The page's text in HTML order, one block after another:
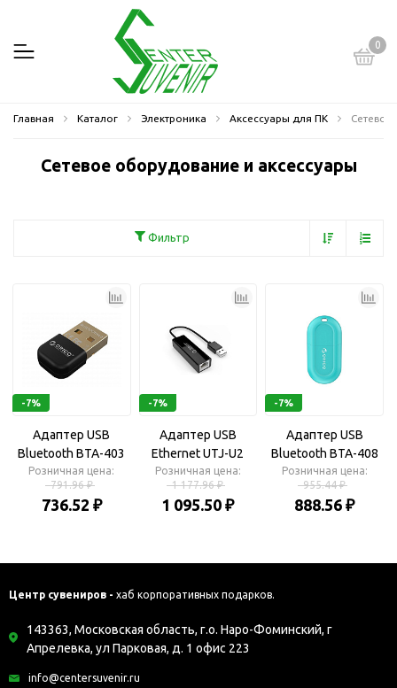
0
Главная Каталог Электроника Аксессуары для ПК Сетевое
Сетевое оборудование и аксессуары
Фильтр
-7%
Адаптер USB
Bluetooth BTA-403
Розничная цена:
791.96 ₽
736.52 ₽
-7%
Адаптер USB
Ethernet UTJ-U2
Розничная цена:
1 177.96 ₽
1 095.50 ₽
-7%
Адаптер USB
Bluetooth BTA-408
Розничная цена:
955.44 ₽
888.56 ₽
Центр сувениров - хаб корпоративных подарков.
143363, Московская область, г.о. Наро-Фоминский, г
Апрелевка, ул Парковая, д. 1 офис 223
info@centersuvenir.ru